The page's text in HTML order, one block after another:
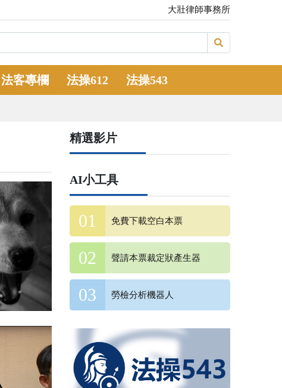
大壯律師事務所
法客專欄 法操612 法操543
精選影片
AI小工具
免費下載空白本票
聲請本票裁定狀產生器
勞檢分析機器人